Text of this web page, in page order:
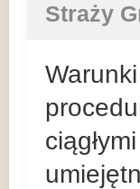
Straży